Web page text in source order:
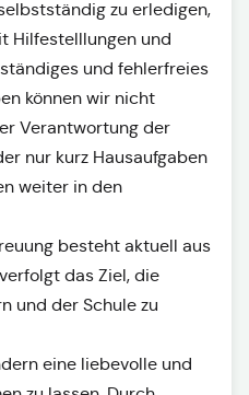
zu erledigen,
Hilfestelllungen und
und fehlerfreies
können wir nicht
Verantwortung der
nur kurz Hausaufgaben
weiter in den
besteht aktuell aus
das Ziel, die
und der Schule zu
eine liebevolle und